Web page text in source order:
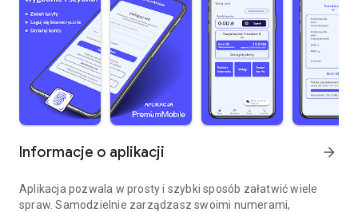
Informacje o aplikacji arrow_forward
Aplikacja pozwala w prosty i szybki sposób załatwić wiele
spraw. Samodzielnie zarządzasz swoimi numerami,